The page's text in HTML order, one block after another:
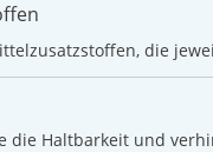
die
die Haltbarkeit und